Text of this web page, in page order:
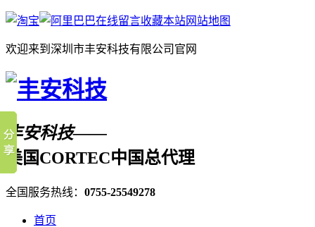
在线留言收藏本站网站地图
欢迎来到深圳市丰安科技有限公司官网
丰安科技——
美国CORTEC中国总代理
全国服务热线： 0755-25549278
首页